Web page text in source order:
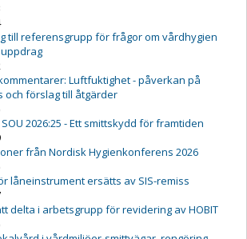
till referensgrupp för frågor om vårdhygien
Luftfuktighet - påverkan på
och förslag till åtgärder
2026:25 - Ett smittskydd för framtiden
från Nordisk Hygienkonferens 2026
låneinstrument ersätts av SIS-remiss
delta i arbetsgrupp för revidering av HOBIT